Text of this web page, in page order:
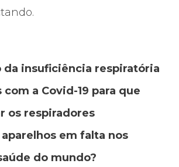
da insuficiência respiratória
a Covid-19 para que
os respiradores
em falta nos
do mundo?